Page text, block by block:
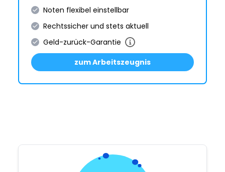
Noten flexibel einstellbar
Rechtssicher und stets aktuell
Geld-zurück-Garantie
zum Arbeitszeugnis